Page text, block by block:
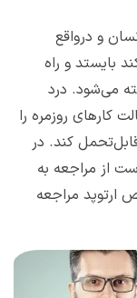
و درواقع
بایستد و راه
می‌شود. درد
کارهای روزمره را
کند. در
از مراجعه به
مراجعه